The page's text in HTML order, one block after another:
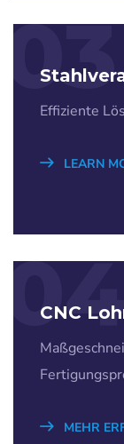
03
Effiziente
LEARN
CNC
MEHR